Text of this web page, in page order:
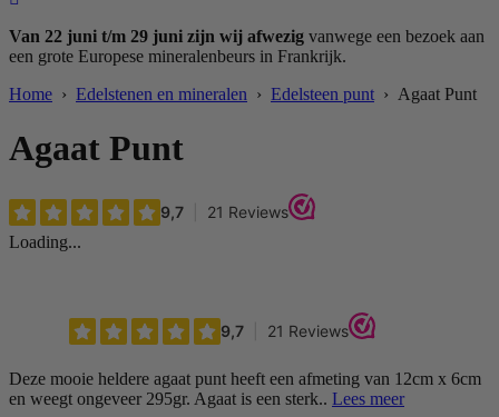
Van 22 juni t/m 29 juni zijn wij afwezig vanwege een bezoek aan
een grote Europese mineralenbeurs in Frankrijk.
Home › Edelstenen en mineralen › Edelsteen punt › Agaat Punt
Agaat Punt
Loading...
Deze mooie heldere agaat punt heeft een afmeting van 12cm x 6cm
en weegt ongeveer 295gr. Agaat is een sterk.. Lees meer